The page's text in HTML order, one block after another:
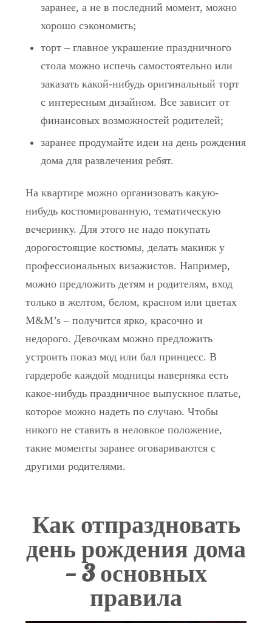
заранее, а не в последний момент, можно
хорошо сэкономить;
торт – главное украшение праздничного
стола можно испечь самостоятельно или
заказать какой-нибудь оригинальный торт
с интересным дизайном. Все зависит от
финансовых возможностей родителей;
заранее продумайте идеи на день рождения
дома для развлечения ребят.
На квартире можно организовать какую-
нибудь костюмированную, тематическую
вечеринку. Для этого не надо покупать
дорогостоящие костюмы, делать макияж у
профессиональных визажистов. Например,
можно предложить детям и родителям, вход
только в желтом, белом, красном или цветах
M&M’s – получится ярко, красочно и
недорого. Девочкам можно предложить
устроить показ мод или бал принцесс. В
гардеробе каждой модницы наверняка есть
какое-нибудь праздничное выпускное платье,
которое можно надеть по случаю. Чтобы
никого не ставить в неловкое положение,
такие моменты заранее оговариваются с
другими родителями.
Как отпраздновать
день рождения дома
— 3 основных
правила